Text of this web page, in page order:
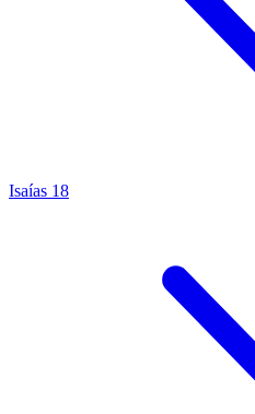
Isaías 18